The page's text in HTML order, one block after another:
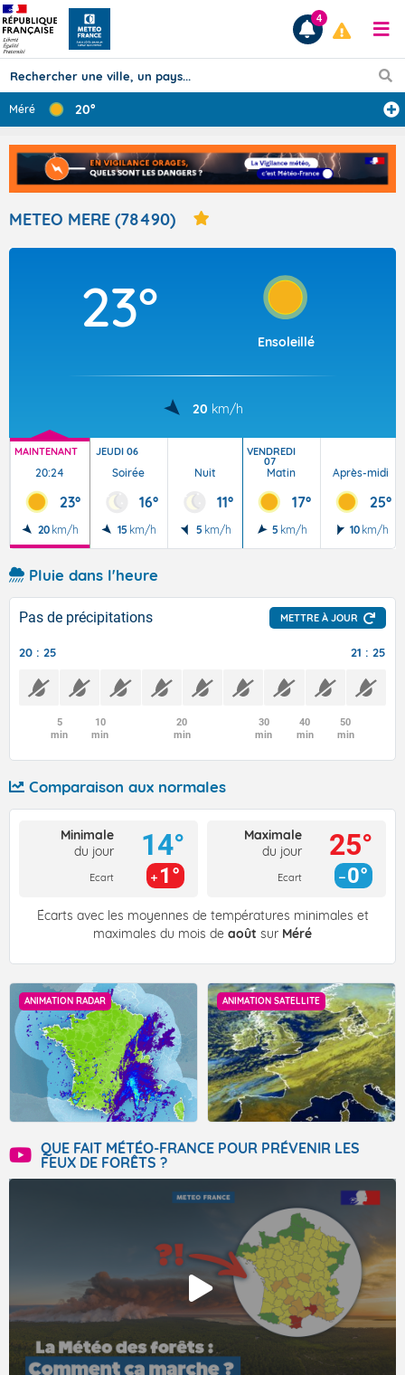
Prévisions
TOUS LES RÉSULTATS
Articles
4
Méré 20°
METEO MERE (78490)
23°
Ensoleillé
20 km/h
MAINTENANT
20:24
23°
20 km/h
JEUDI 06
Soirée
16°
15 km/h
Nuit
11°
5 km/h
VENDREDI
07
Matin
17°
5 km/h
Après-midi
25°
10 km/h
Pluie dans l'heure
Pas de précipitations METTRE À JOUR
20 : 25 21 : 25
5
min
10
min
20
min
30
min
40
min
50
min
Comparaison aux normales
Minimale
du jour
Ecart
14°
1°
Maximale
du jour
Ecart
25°
0°
Écarts avec les moyennes de températures minimales et
maximales du mois de août sur Méré
ANIMATION RADAR ANIMATION SATELLITE
QUE FAIT MÉTÉO-FRANCE POUR PRÉVENIR LES
FEUX DE FORÊTS ?